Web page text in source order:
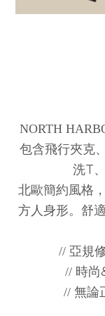
NORTH
包含飛行夾克
洗T
北歐簡約風格
方人身形。 舒
// 亞規
// 時尚
// 無論